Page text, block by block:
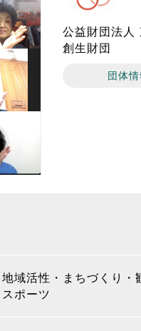
公益財団法人
創生財団
団体
地域活性・まちづくり・
スポーツ